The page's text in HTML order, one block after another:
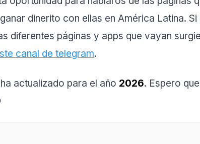
dinerito con ellas en América Latina. Si
diferentes páginas y apps que vayan
canal de telegram.
actualizado para el año 2026. Espero